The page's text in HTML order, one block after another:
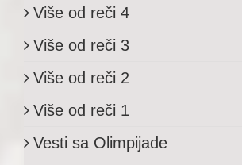
Više od reči 4
Više od reči 3
Više od reči 2
Više od reči 1
Vesti sa Olimpijade